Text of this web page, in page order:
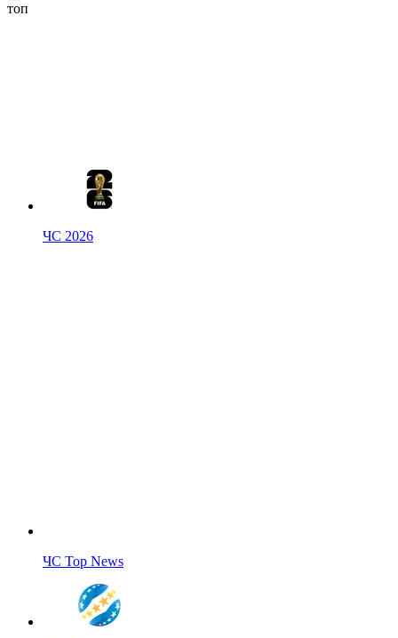
топ
ЧС 2026
ЧС Top News